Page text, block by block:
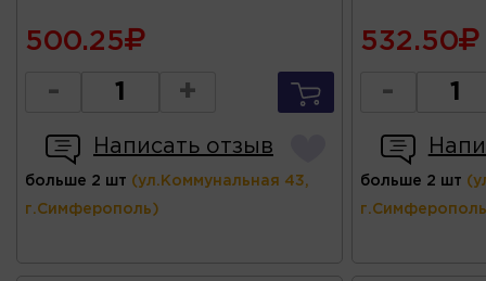
500.25
- +
Написать отзыв
больше 2 шт (ул.Коммунальная 43,
г.Симферополь)
532.50
-
больше 2 шт